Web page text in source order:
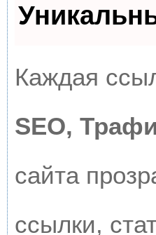
Каждая
SEO,
сайта
ссылки,